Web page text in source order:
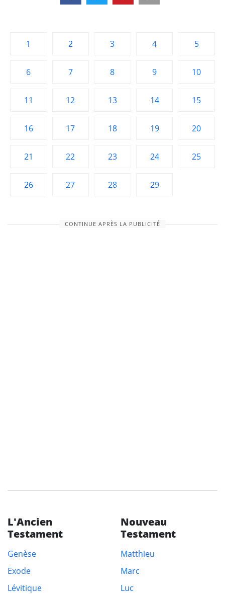
1 2 3 4 5
6 7 8 9 10
11 12 13 14 15
16 17 18 19 20
21 22 23 24 25
26 27 28 29
CONTINUE APRÈS LA PUBLICITÉ
L'Ancien
Testament
Genèse
Exode
Lévitique
Nouveau
Testament
Matthieu
Marc
Luc